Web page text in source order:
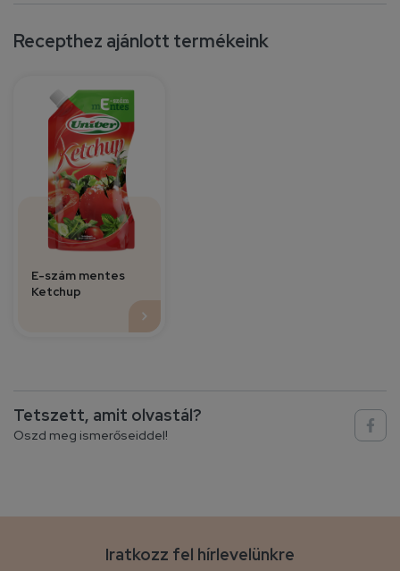
Recepthez ajánlott termékeink
E-szám mentes
Ketchup
Tetszett, amit olvastál?
Oszd meg ismerőseiddel!
Iratkozz fel hírlevelünkre